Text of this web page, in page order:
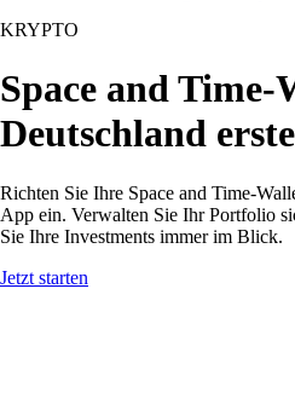
KRYPTO
Space and Time-
Deutschland
Richten Sie Ihre Space and Time-
App ein. Verwalten Sie Ihr Portfolio
Sie Ihre Investments immer im Blick.
Jetzt starten